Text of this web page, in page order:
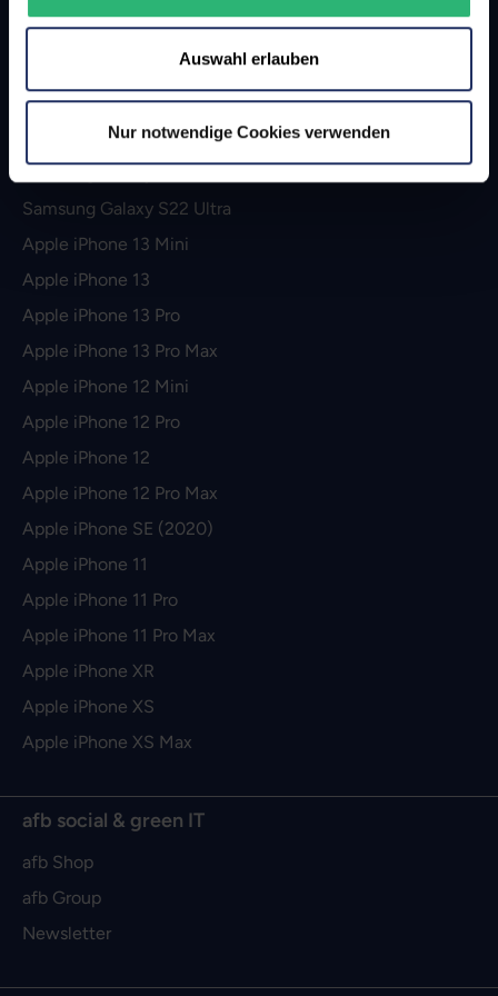
Auswahl erlauben
Nur notwendige Cookies verwenden
Apple iPhone 14 Pro
Apple iPhone 14 Pro Max
Apple iPhone SE (2022)
Samsung Galaxy S22
Samsung Galaxy S22 Plus
Samsung Galaxy S22 Ultra
Apple iPhone 13 Mini
Apple iPhone 13
Apple iPhone 13 Pro
Apple iPhone 13 Pro Max
Apple iPhone 12 Mini
Apple iPhone 12 Pro
Apple iPhone 12
Apple iPhone 12 Pro Max
Apple iPhone SE (2020)
Apple iPhone 11
Apple iPhone 11 Pro
Apple iPhone 11 Pro Max
Apple iPhone XR
Apple iPhone XS
Apple iPhone XS Max
afb social & green IT
afb Shop
afb Group
Newsletter